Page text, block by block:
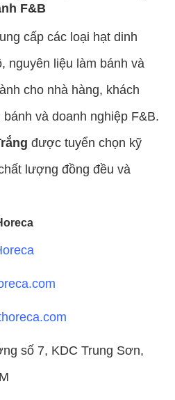
F&B
cấp các loại hạt dinh
nguyên liệu làm bánh và
cho nhà hàng, khách
và doanh nghiệp F&B.
được tuyển chọn kỹ
lượng đồng đều và
số 7, KDC Trung Sơn,